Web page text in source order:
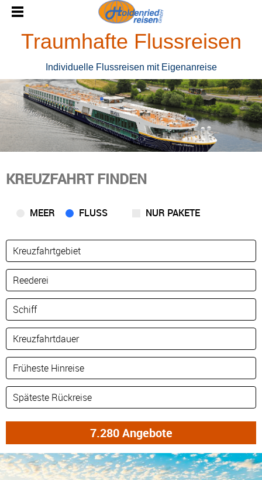
Traumhafte Flussreisen
Individuelle Flussreisen mit Eigenanreise
KREUZFAHRT FINDEN
MEER FLUSS NUR PAKETE